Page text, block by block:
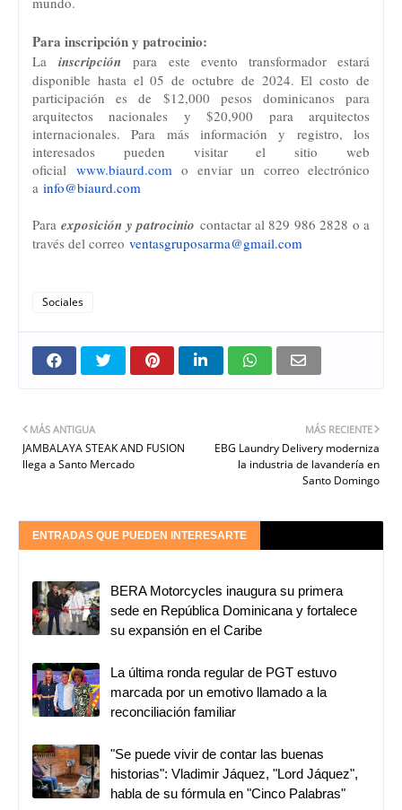
Para inscripción y patrocinio:
La inscripción para este evento transformador estará
disponible hasta el 05 de octubre de 2024. El costo de
participación es de $12,000 pesos dominicanos para
arquitectos nacionales y $20,900 para arquitectos
internacionales. Para más información y registro, los
interesados pueden visitar el sitio web
oficial www.biaurd.com o enviar un correo electrónico
a info@biaurd.com
Paraexposición y patrocinio contactar al 829 986 2828 o a
través del correo ventasgruposarma@gmail.com
Sociales
MÁS RECIENTE
EBG Laundry Delivery moderniza
la industria de lavandería en
Santo Domingo
MÁS ANTIGUA
JAMBALAYA STEAK AND FUSION
llega a Santo Mercado
ENTRADAS QUE PUEDEN INTERESARTE
BERA Motorcycles inaugura su primera
sede en República Dominicana y fortalece
su expansión en el Caribe
La última ronda regular de PGT estuvo
marcada por un emotivo llamado a la
reconciliación familiar
"Se puede vivir de contar las buenas
historias": Vladimir Jáquez, "Lord Jáquez",
habla de su fórmula en "Cinco Palabras"